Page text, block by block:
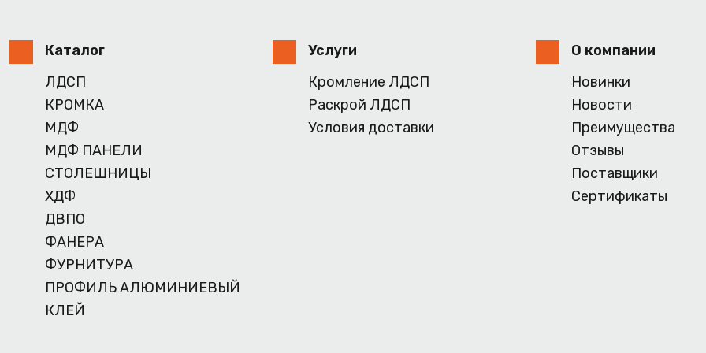
Каталог
ЛДСП
КРОМКА
МДФ
МДФ ПАНЕЛИ
СТОЛЕШНИЦЫ
ХДФ
ДВПО
ФАНЕРА
ФУРНИТУРА
ПРОФИЛЬ АЛЮМИНИЕВЫЙ
КЛЕЙ
Услуги
Кромление ЛДСП
Раскрой ЛДСП
Условия доставки
О компании
Новинки
Новости
Преимущества
Отзывы
Поставщики
Сертификаты